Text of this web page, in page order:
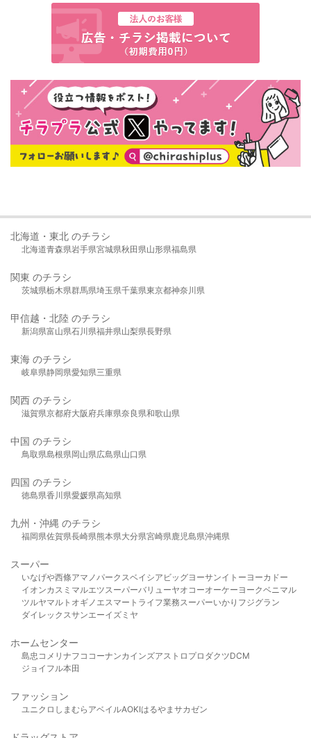
北海道・東北 のチラシ
北海道青森県岩手県宮城県秋田県山形県福島県
関東 のチラシ
茨城県栃木県群馬県埼玉県千葉県東京都神奈川県
甲信越・北陸 のチラシ
新潟県富山県石川県福井県山梨県長野県
東海 のチラシ
岐阜県静岡県愛知県三重県
関西 のチラシ
滋賀県京都府大阪府兵庫県奈良県和歌山県
中国 のチラシ
鳥取県島根県岡山県広島県山口県
四国 のチラシ
徳島県香川県愛媛県高知県
九州・沖縄 のチラシ
福岡県佐賀県長崎県熊本県大分県宮崎県鹿児島県沖縄県
スーパー
いなげや西條アマノパークスベイシア ビッグヨーサンイトーヨーカドー
イオンカスミ マルエツスーパーバリューヤオコーオーケー ヨークベニマル
ツルヤマルト オギノ エスマート ライフ業務スーパーいかり フジグラン
ダイレックスサンエーイズミヤ
ホームセンター
島忠 コメリ ナフコ コーナンカインズアストロプロダクツDCM
ジョイフル本田
ファッション
ユニクロ しまむら アベイルAOKIはるやま サカゼン